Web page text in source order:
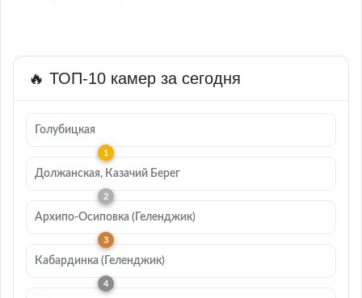
🔥 ТОП-10 камер за сегодня
Голубицкая
Должанская, Казачий Берег
Архипо-Осиповка (Геленджик)
Кабардинка (Геленджик)